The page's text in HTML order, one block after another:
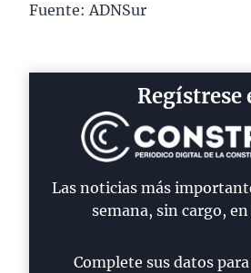
Fuente: ADNSur
Regístrese
Las noticias más
semana, sin cargo,
Complete sus datos